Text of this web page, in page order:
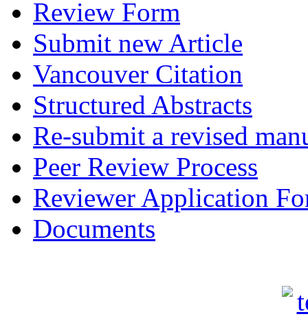
Review Form
Submit new Article
Vancouver Citation
Structured Abstracts
Re-submit a revised
Peer Review Process
Reviewer Application
Documents